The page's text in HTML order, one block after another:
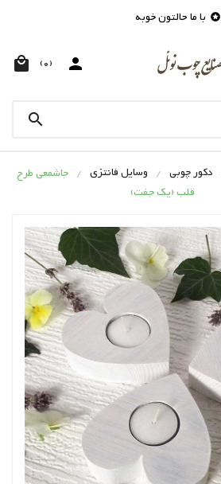
 با ما حالتون خوبه

 (0)

دکور چوبی وسایل فانتزی
جاشمعی طرح
قلب (یک جفت)